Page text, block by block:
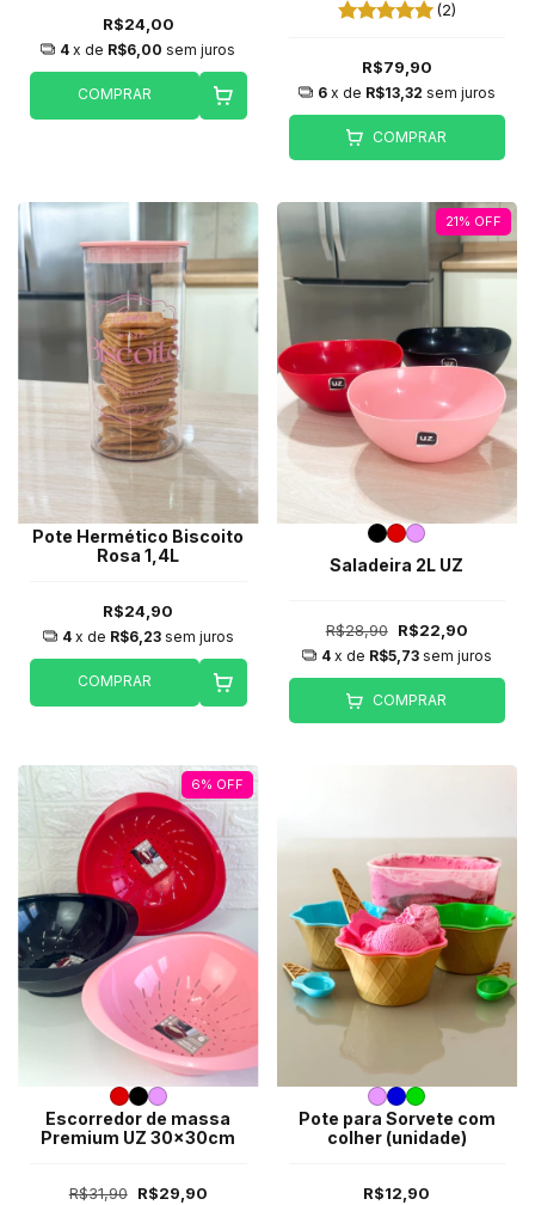
R$24,00
4 x de R$6,00 sem juros
COMPRAR
(2)
R$79,90
6 x de R$13,32 sem juros
COMPRAR
Pote Hermético Biscoito
Rosa 1,4L
R$24,90
4 x de R$6,23 sem juros
COMPRAR
21% OFF
Saladeira 2L UZ
R$28,90 R$22,90
4 x de R$5,73 sem juros
COMPRAR
6% OFF
Escorredor de massa
Premium UZ 30x30cm
R$31,90 R$29,90
Pote para Sorvete com
colher (unidade)
R$12,90